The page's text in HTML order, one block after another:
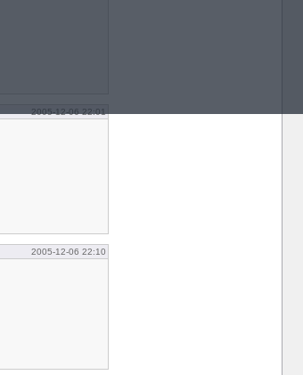
2005-12-06 22:01
2005-12-06 22:10